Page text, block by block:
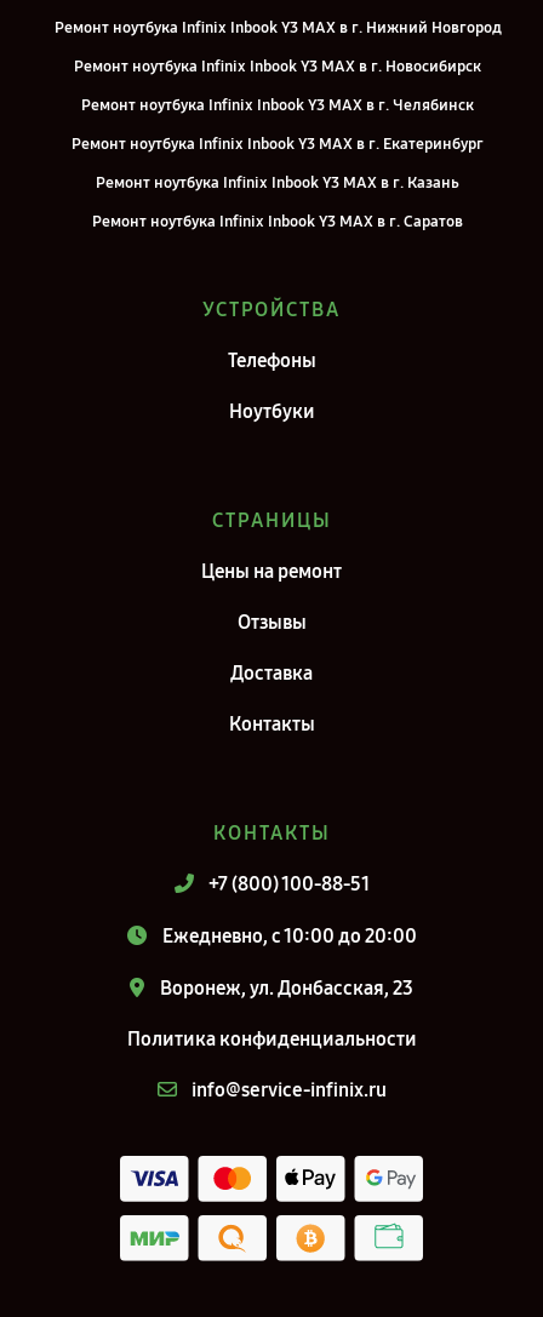
Ремонт ноутбука Infinix Inbook Y3 MAX в г. Нижний Новгород
Ремонт ноутбука Infinix Inbook Y3 MAX в г. Новосибирск
Ремонт ноутбука Infinix Inbook Y3 MAX в г. Челябинск
Ремонт ноутбука Infinix Inbook Y3 MAX в г. Екатеринбург
Ремонт ноутбука Infinix Inbook Y3 MAX в г. Казань
Ремонт ноутбука Infinix Inbook Y3 MAX в г. Саратов
Ремонт ноутбука Infinix Inbook Y3 MAX в г. Киров
Ремонт ноутбука Infinix Inbook Y3 MAX в г. Санкт-Петербург
УСТРОЙСТВА
Телефоны
Ноутбуки
СТРАНИЦЫ
Цены на ремонт
Отзывы
Доставка
Контакты
КОНТАКТЫ
+7 (800) 100-88-51
Ежедневно, с 10:00 до 20:00
Воронеж, ул. Донбасская, 23
Политика конфиденциальности
info@service-infinix.ru